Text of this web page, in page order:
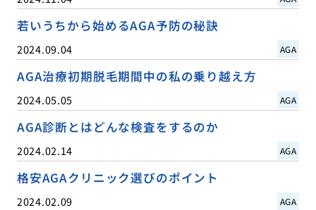
若いうちから始めるAGA予防の秘訣
2024.09.04 AGA
AGA治療初期脱毛期間中の私の乗り越え方
2024.05.05 AGA
AGA診断とはどんな検査をするのか
2024.02.14 AGA
格安AGAクリニック選びのポイント
2024.02.09 AGA